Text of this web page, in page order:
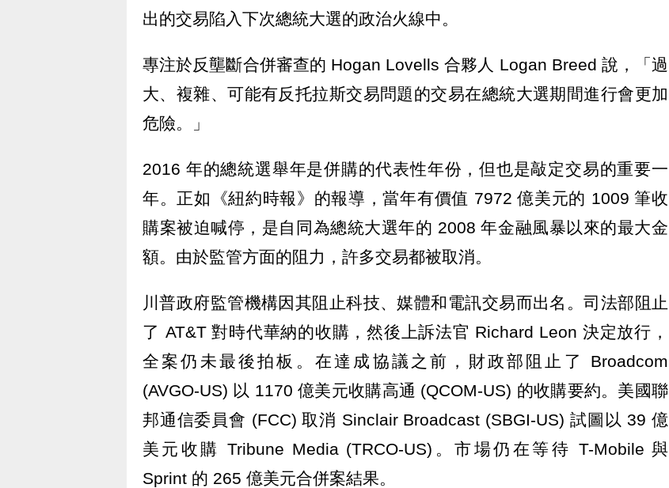
出的交易陷入下次總統大選的政治火線中。
專注於反壟斷合併審查的 Hogan Lovells 合夥人 Logan Breed 說，「過
大、複雜、可能有反托拉斯交易問題的交易在總統大選期間進行會更加
危險。」
2016 年的總統選舉年是併購的代表性年份，但也是敲定交易的重要一
年。正如《紐約時報》的報導，當年有價值 7972 億美元的 1009 筆收
購案被迫喊停，是自同為總統大選年的 2008 年金融風暴以來的最大金
額。由於監管方面的阻力，許多交易都被取消。
川普政府監管機構因其阻止科技、媒體和電訊交易而出名。司法部阻止
了 AT&T 對時代華納的收購，然後上訴法官 Richard Leon 決定放行，
全案仍未最後拍板。在達成協議之前，財政部阻止了 Broadcom
(AVGO-US) 以 1170 億美元收購高通 (QCOM-US) 的收購要約。美國聯
邦通信委員會 (FCC) 取消 Sinclair Broadcast (SBGI-US) 試圖以 39 億
美元收購 Tribune Media (TRCO-US)。市場仍在等待 T-Mobile 與
Sprint 的 265 億美元合併案結果。